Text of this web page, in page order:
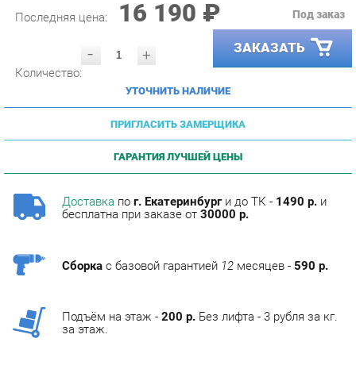
- + ЗАКАЗАТЬ
УТОЧНИТЬ НАЛИЧИЕ
ПРИГЛАСИТЬ ЗАМЕРЩИКА
ГАРАНТИЯ ЛУЧШЕЙ ЦЕНЫ
и до ТК -
бесплатна при заказе от30000 р.
Подъём на этаж - 200 р. Без лифта - 3 рубля за кг.